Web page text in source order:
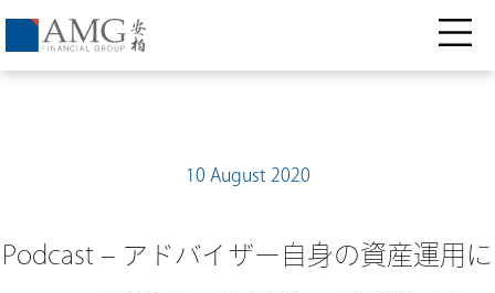
10 August 2020
Podcast – アドバイザー自身の資産運用に